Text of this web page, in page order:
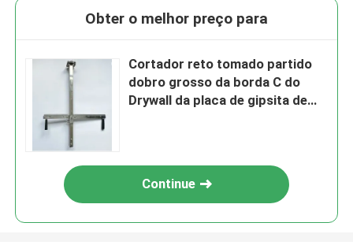
Obter o melhor preço para
Cortador reto tomado partido
dobro grosso da borda C do
Drywall da placa de gipsita de
Continue